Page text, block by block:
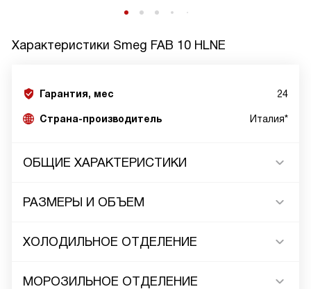
Характеристики Smeg FAB 10 HLNE
Гарантия, мес 24
Страна-производитель Италия*
ОБЩИЕ ХАРАКТЕРИСТИКИ
РАЗМЕРЫ И ОБЪЕМ
ХОЛОДИЛЬНОЕ ОТДЕЛЕНИЕ
МОРОЗИЛЬНОЕ ОТДЕЛЕНИЕ